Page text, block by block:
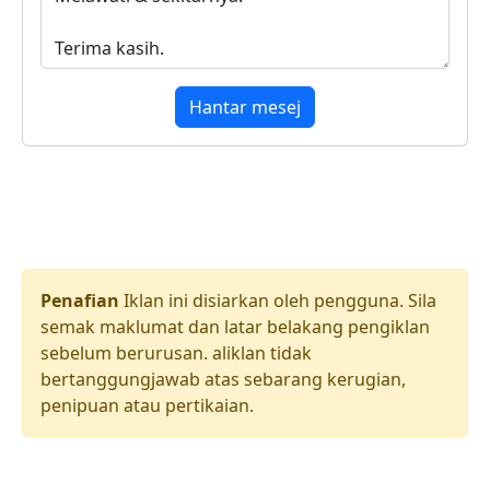
Hantar mesej
Penafian Iklan ini disiarkan oleh pengguna. Sila
semak maklumat dan latar belakang pengiklan
sebelum berurusan. aliklan tidak
bertanggungjawab atas sebarang kerugian,
penipuan atau pertikaian.